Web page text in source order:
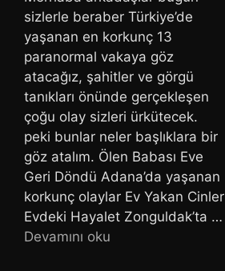
sizlerle beraber Türkiye’de
yaşanan en korkunç 13
paranormal vakaya göz
atacağız, şahitler ve görgü
tanıkları önünde gerçekleşen
çoğu olay sizleri ürkütecek.
peki bunlar neler başlıklara bir
göz atalım. Ölen Babası Eve
Geri Döndü Adana’da yaşanan
korkunç olaylar Ev Yakan Cinler
Evdeki Hayalet Zonguldak’ta …
Devamını oku